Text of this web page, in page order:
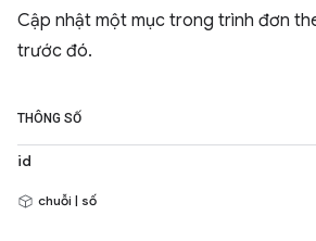
Cập nhật một mục trong trình đơn
trước đó.
THÔNG SỐ
id
chuỗi | số